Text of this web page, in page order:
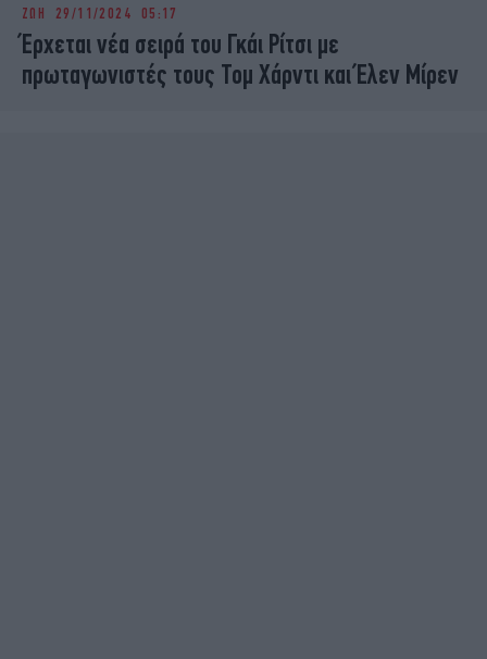
ΖΩΗ 29/11/2024 05:17
Έρχεται νέα σειρά του Γκάι Ρίτσι με
πρωταγωνιστές τους Τομ Χάρντι και Έλεν Μίρεν